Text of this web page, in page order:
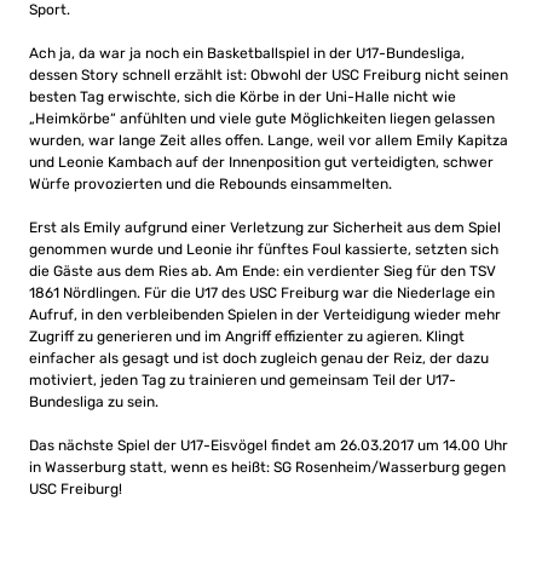
Sport.
Ach ja, da war ja noch ein Basketballspiel in der U17-Bundesliga,
dessen Story schnell erzählt ist: Obwohl der USC Freiburg nicht seinen
besten Tag erwischte, sich die Körbe in der Uni-Halle nicht wie
„Heimkörbe“ anfühlten und viele gute Möglichkeiten liegen gelassen
wurden, war lange Zeit alles offen. Lange, weil vor allem Emily Kapitza
und Leonie Kambach auf der Innenposition gut verteidigten, schwer
Würfe provozierten und die Rebounds einsammelten.
Erst als Emily aufgrund einer Verletzung zur Sicherheit aus dem Spiel
genommen wurde und Leonie ihr fünftes Foul kassierte, setzten sich
die Gäste aus dem Ries ab. Am Ende: ein verdienter Sieg für den TSV
1861 Nördlingen. Für die U17 des USC Freiburg war die Niederlage ein
Aufruf, in den verbleibenden Spielen in der Verteidigung wieder mehr
Zugriff zu generieren und im Angriff effizienter zu agieren. Klingt
einfacher als gesagt und ist doch zugleich genau der Reiz, der dazu
motiviert, jeden Tag zu trainieren und gemeinsam Teil der U17-
Bundesliga zu sein.
Das nächste Spiel der U17-Eisvögel findet am 26.03.2017 um 14.00 Uhr
in Wasserburg statt, wenn es heißt: SG Rosenheim/Wasserburg gegen
USC Freiburg!